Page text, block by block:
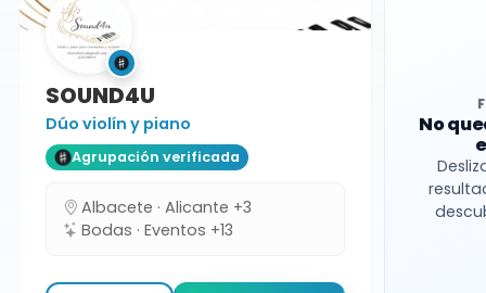
SOUND4U
Dúo violín y piano
Agrupación verificada
Albacete · Alicante +3
Bodas · Eventos +13
No